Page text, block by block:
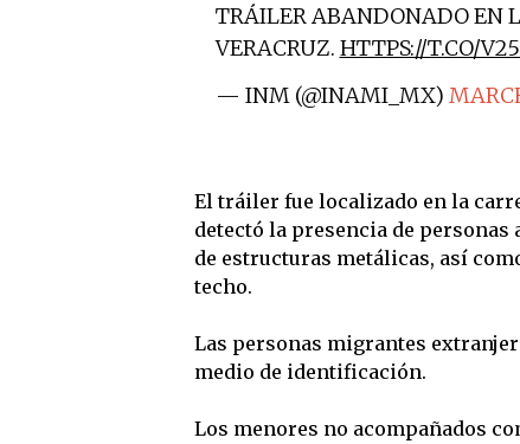
TRÁILER ABANDONADO EN
VERACRUZ. HTTPS://T.CO/
— INM (@INAMI_MX)
El tráiler fue localizado en la
detectó la presencia de
de estructuras metálicas, así
techo.
Las personas migrantes
medio de identificación.
Los menores no acompañados